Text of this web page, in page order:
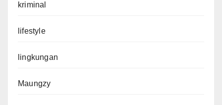
kriminal
lifestyle
lingkungan
Maungzy